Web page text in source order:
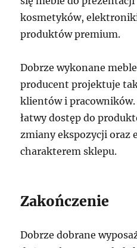
kosmetyków,
produktów premium.
Dobrze wykonane
producent projektuje
klientów i pracowników.
łatwy dostęp do
zmiany ekspozycji oraz
charakterem sklepu.
Zakończenie
Dobrze dobrane